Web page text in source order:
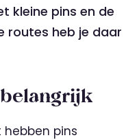
kleine pins en de
routes heb je daar
belangrijk
pins